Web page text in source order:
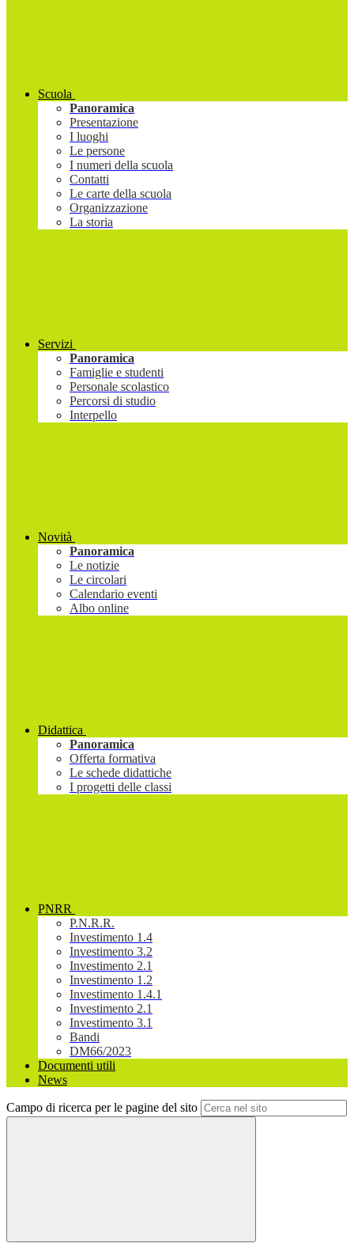
Scuola
Panoramica
Presentazione
I luoghi
Le persone
I numeri della scuola
Contatti
Le carte della scuola
Organizzazione
La storia
Servizi
Panoramica
Famiglie e studenti
Personale scolastico
Percorsi di studio
Interpello
Novità
Panoramica
Le notizie
Le circolari
Calendario eventi
Albo online
Didattica
Panoramica
Offerta formativa
Le schede didattiche
I progetti delle classi
PNRR
P.N.R.R.
Investimento 1.4
Investimento 3.2
Investimento 2.1
Investimento 1.2
Investimento 1.4.1
Investimento 2.1
Investimento 3.1
Bandi
DM66/2023
Documenti utili
News
Campo di ricerca per le pagine del sito